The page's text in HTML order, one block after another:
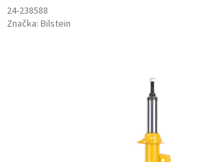
24-238588
Značka: Bilstein